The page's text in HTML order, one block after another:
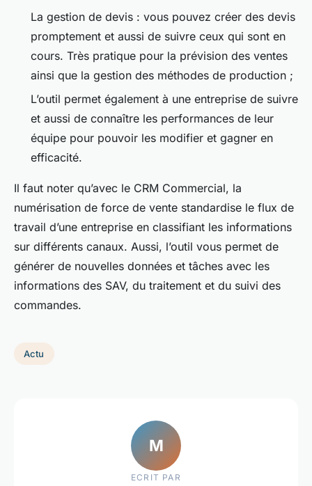
La gestion de devis : vous pouvez créer des devis
promptement et aussi de suivre ceux qui sont en
cours. Très pratique pour la prévision des ventes
ainsi que la gestion des méthodes de production ;
L’outil permet également à une entreprise de suivre
et aussi de connaître les performances de leur
équipe pour pouvoir les modifier et gagner en
efficacité.
Il faut noter qu’avec le CRM Commercial, la
numérisation de force de vente standardise le flux de
travail d’une entreprise en classifiant les informations
sur différents canaux. Aussi, l’outil vous permet de
générer de nouvelles données et tâches avec les
informations des SAV, du traitement et du suivi des
commandes.
Actu
M
ECRIT PAR